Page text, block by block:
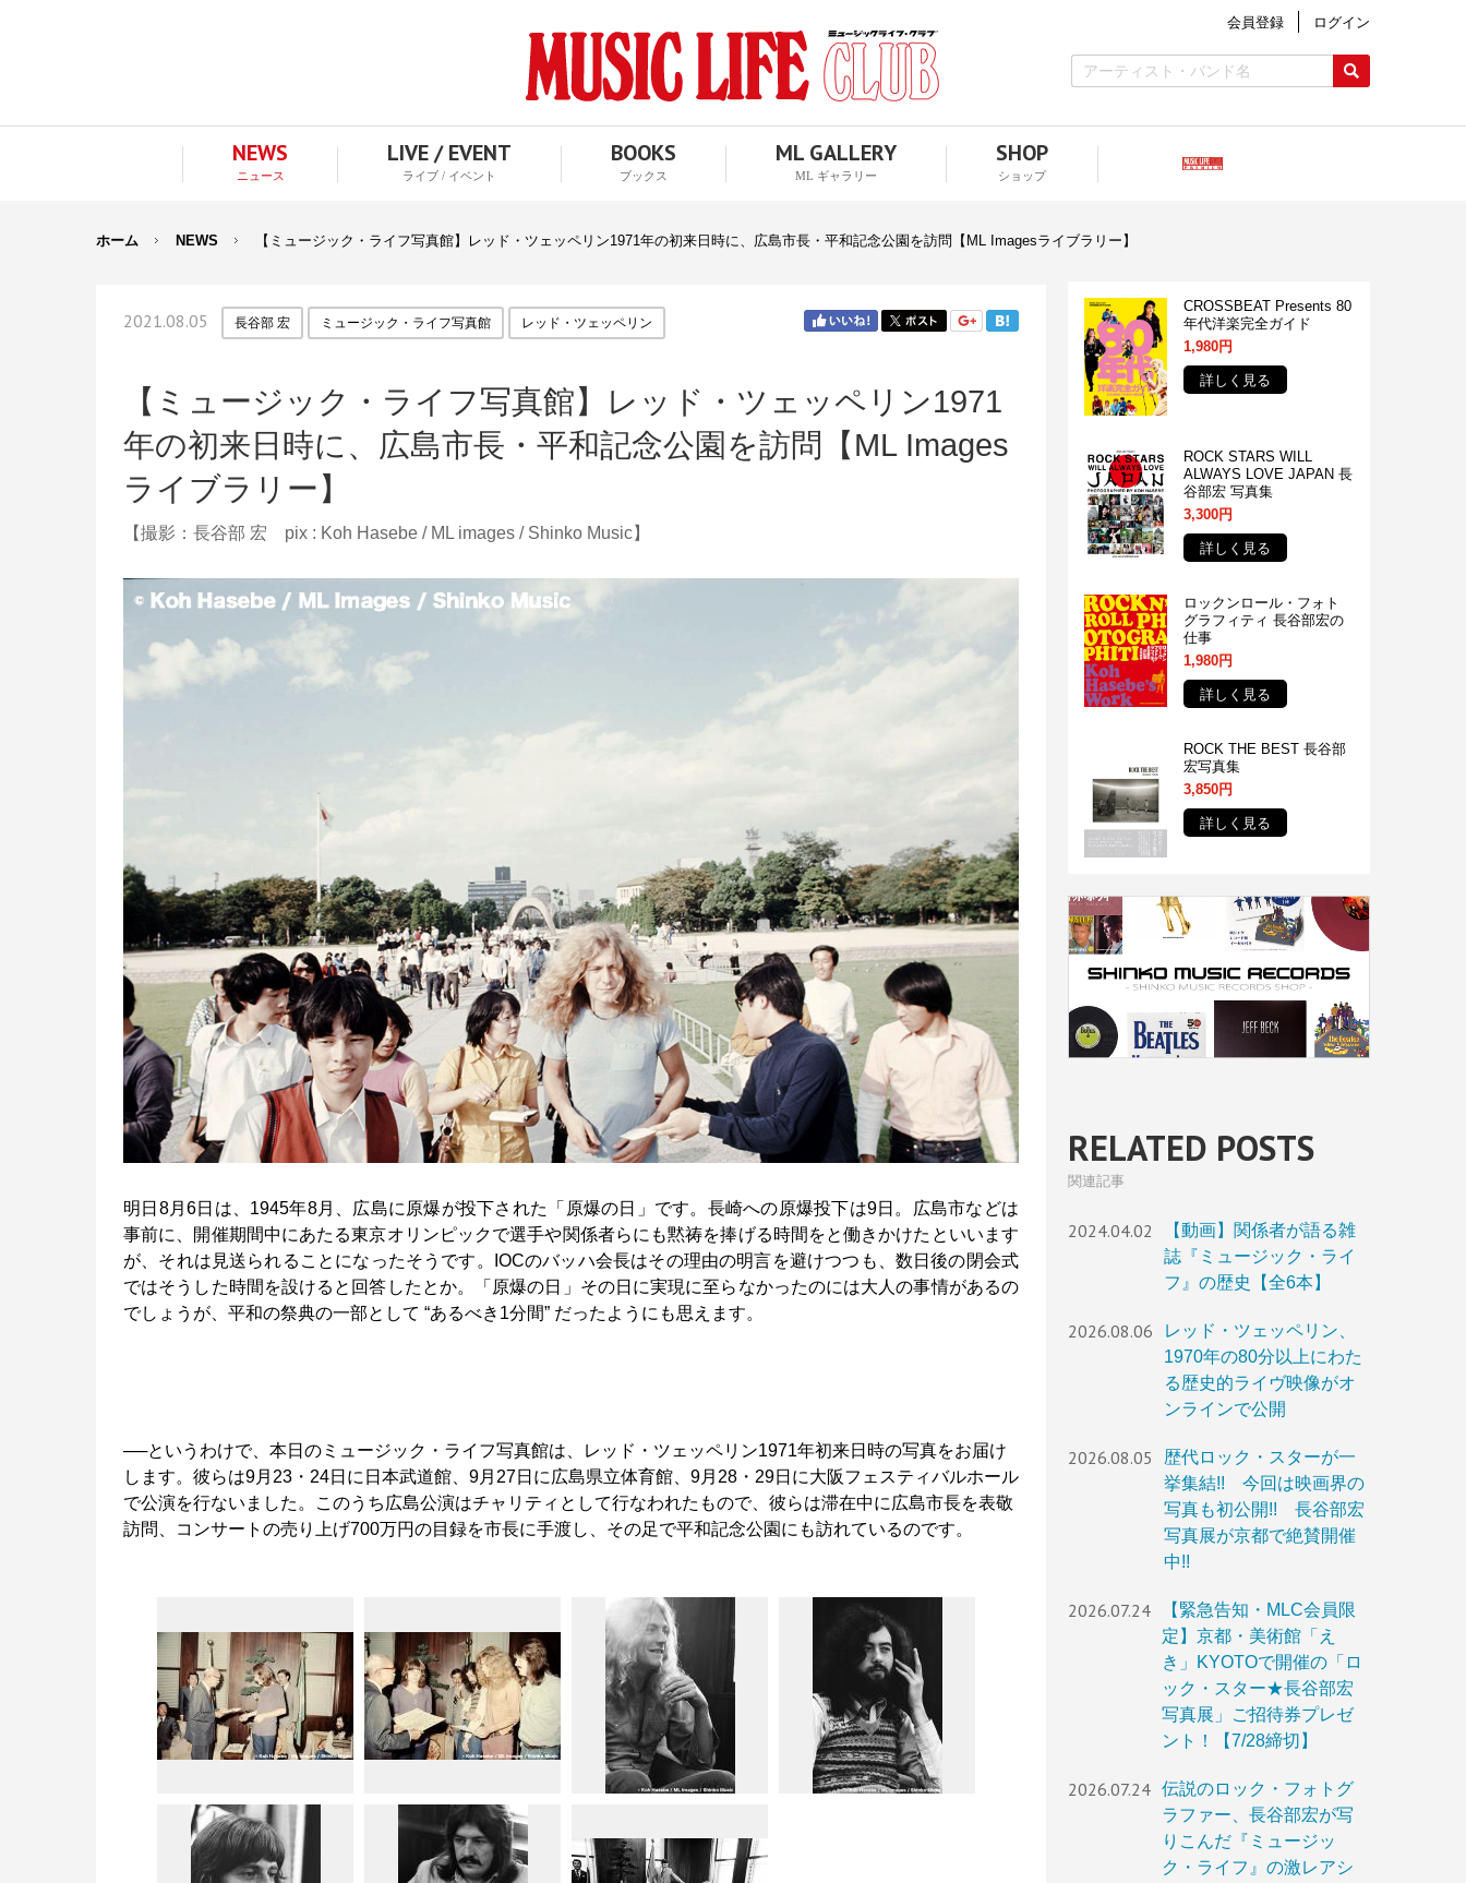
会員登録 ログイン
NEWS
ニュース
LIVE / EVENT
ライブ / イベント
BOOKS
ブックス
ML GALLERY
ML ギャラリー
SHOP
ショップ
ホーム NEWS 【ミュージック・ライフ写真館】レッド・ツェッペリン1971年の初来日時に、広島市長・平和記念公園を訪問【ML Imagesライブラリー】
2021.08.05 長谷部 宏 ミュージック・ライフ写真館 レッド・ツェッペリン
【ミュージック・ライフ写真館】レッド・ツェッペリン1971
年の初来日時に、広島市長・平和記念公園を訪問【ML Images
ライブラリー】
【撮影：長谷部 宏 pix : Koh Hasebe / ML images / Shinko Music】
明日8月6日は、1945年8月、広島に原爆が投下された「原爆の日」です。長崎への原爆投下は9日。広島市などは
事前に、開催期間中にあたる東京オリンピックで選手や関係者らにも黙祷を捧げる時間をと働きかけたといいます
が、それは見送られることになったそうです。IOCのバッハ会長はその理由の明言を避けつつも、数日後の閉会式
ではそうした時間を設けると回答したとか。「原爆の日」その日に実現に至らなかったのには大人の事情があるの
でしょうが、平和の祭典の一部として “あるべき1分間” だったようにも思えます。
──というわけで、本日のミュージック・ライフ写真館は、レッド・ツェッペリン1971年初来日時の写真をお届け
します。彼らは9月23・24日に日本武道館、9月27日に広島県立体育館、9月28・29日に大阪フェスティバルホール
で公演を行ないました。このうち広島公演はチャリティとして行なわれたもので、彼らは滞在中に広島市長を表敬
訪問、コンサートの売り上げ700万円の目録を市長に手渡し、その足で平和記念公園にも訪れているのです。
CROSSBEAT Presents 80
年代洋楽完全ガイド
1,980円
詳しく見る
ROCK STARS WILL
ALWAYS LOVE JAPAN 長
谷部宏 写真集
3,300円
詳しく見る
ロックンロール・フォト
グラフィティ 長谷部宏の
仕事
1,980円
詳しく見る
ROCK THE BEST 長谷部
宏写真集
3,850円
詳しく見る
RELATED POSTS
関連記事
2024.04.02
【動画】関係者が語る雑
誌『ミュージック・ライ
フ』の歴史【全6本】
2026.08.06
レッド・ツェッペリン、
1970年の80分以上にわた
る歴史的ライヴ映像がオ
ンラインで公開
2026.08.05
歴代ロック・スターが一
挙集結!! 今回は映画界の
写真も初公開!! 長谷部宏
写真展が京都で絶賛開催
中!!
2026.07.24
【緊急告知・MLC会員限
定】京都・美術館「え
き」KYOTOで開催の「ロ
ック・スター★長谷部宏
写真展」ご招待券プレゼ
ント！【7/28締切】
2026.07.24 伝説のロック・フォトグ
ラファー、長谷部宏が写
りこんだ『ミュージッ
ク・ライフ』の激レアシ